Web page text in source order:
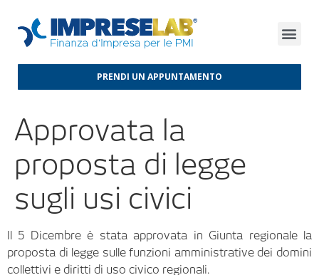
PRENDI UN APPUNTAMENTO
Approvata la
proposta di legge
sugli usi civici
Il 5 Dicembre è stata approvata in Giunta regionale la
proposta di legge sulle funzioni amministrative dei domini
collettivi e diritti di uso civico regionali.